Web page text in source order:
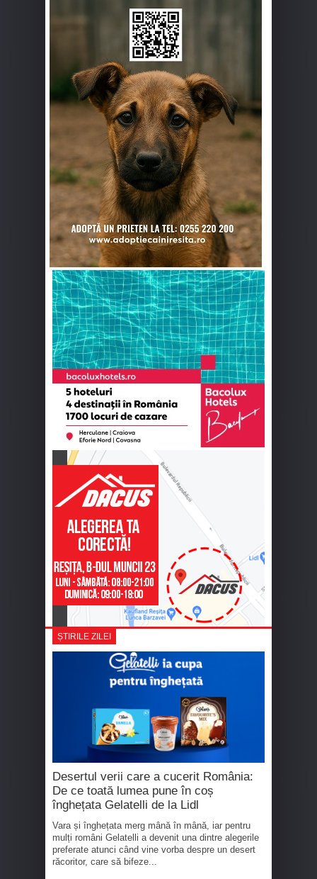
ȘTIRILE ZILEI
Desertul verii care a cucerit România:
De ce toată lumea pune în coș
înghețata Gelatelli de la Lidl
Vara și înghețata merg mână în mână, iar pentru
mulți români Gelatelli a devenit una dintre alegerile
preferate atunci când vine vorba despre un desert
răcoritor, care să bifeze...